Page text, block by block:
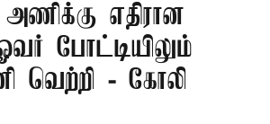
அணிக்கு எதிரான
போட்டியிலும்
வெற்றி - கோலி